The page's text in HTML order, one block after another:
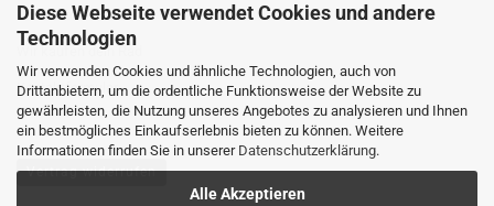
Diese Webseite verwendet Cookies und andere
Technologien
Wir verwenden Cookies und ähnliche Technologien, auch von
Drittanbietern, um die ordentliche Funktionsweise der Website zu
gewährleisten, die Nutzung unseres Angebotes zu analysieren und Ihnen
ein bestmögliches Einkaufserlebnis bieten zu können. Weitere
Informationen finden Sie in unserer Datenschutzerklärung.
Alle Akzeptieren
Unser Store
Wir kaufen dein Rad
Kontaktformular
Vertrag widerrufen